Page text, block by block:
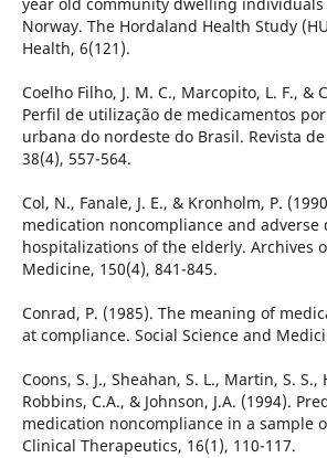
year old community dwelling individuals
Norway. The Hordaland Health Study
Health, 6(121).
Coelho Filho, J. M. C., Marcopito, L. F., &
Perfil de utilização de medicamentos
urbana do nordeste do Brasil. Revista
38(4), 557-564.
Col, N., Fanale, J. E., & Kronholm, P.
medication noncompliance and
hospitalizations of the elderly. Archives
Medicine, 150(4), 841-845.
Conrad, P. (1985). The meaning of
at compliance. Social Science and
Coons, S. J., Sheahan, S. L., Martin, S. S.,
Robbins, C.A., & Johnson, J.A. (1994).
medication noncompliance in a sample
Clinical Therapeutics, 16(1), 110-117.